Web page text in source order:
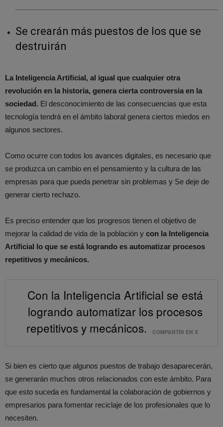
Se crearán más puestos de los que se
destruirán
La Inteligencia Artificial, al igual que cualquier otra
revolución en la historia, genera cierta controversia en la
sociedad. El desconocimiento de las consecuencias que esta
tecnología tendrá en el ámbito laboral genera ciertos miedos en
algunos sectores.
Como ocurre con todos los avances digitales, es necesario que
se produzca un cambio en el pensamiento y la cultura de las
empresas para que pueda penetrar sin problemas y Se deje de
generar cierto rechazo.
Es preciso entender que los progresos tienen el objetivo de
mejorar la calidad de vida de la población y con la Inteligencia
Artificial lo que se está logrando es automatizar procesos
repetitivos y mecánicos.
Con la Inteligencia Artificial se está
logrando automatizar los procesos
repetitivos y mecánicos.
COMPARTIR EN X
Si bien es cierto que algunos puestos de trabajo desaparecerán,
se generarán muchos otros relacionados con este ámbito. Para
que esto suceda es fundamental la colaboración de gobiernos y
empresarios para fomentar reciclaje de los profesionales que lo
necesiten.